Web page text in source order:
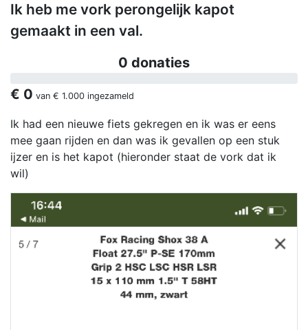
Ik heb me vork perongelijk kapot
gemaakt in een val.
0 donaties
€ 0 van € 1.000 ingezameld
Ik had een nieuwe fiets gekregen en ik was er eens
mee gaan rijden en dan was ik gevallen op een stuk
ijzer en is het kapot (hieronder staat de vork dat ik
wil)